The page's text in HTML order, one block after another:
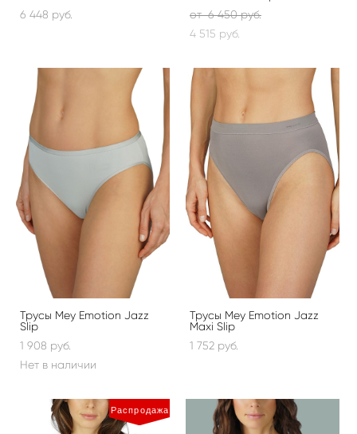
6 448 pуб.
от 6 450 pуб.
4 515 pуб.
Трусы Mey Emotion Jazz
Slip
1 908 pуб.
Нет в наличии
Трусы Mey Emotion Jazz
Maxi Slip
1 752 pуб.
Распродажа